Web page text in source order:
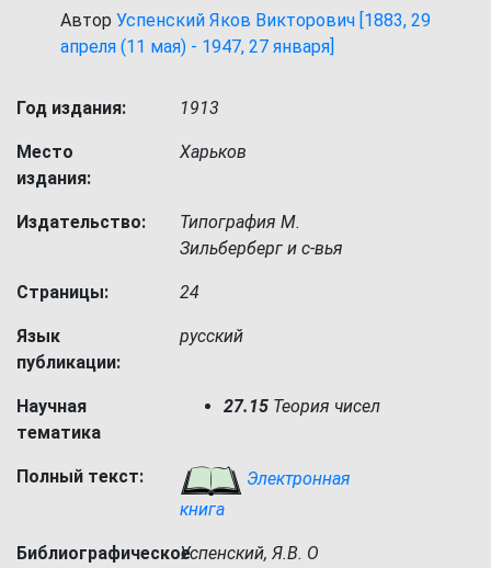
Автор Успенский Яков Викторович [1883, 29
апреля (11 мая) - 1947, 27 января]
Год издания: 1913
Место
издания:
Харьков
Издательство:
Типография М.
Зильберберг и с-вья
Страницы: 24
Язык
публикации:
русский
Научная
тематика
27.15 Теория чисел
Полный текст:
Электронная
книга
БиблиографическоеУспенский, Я.В. О